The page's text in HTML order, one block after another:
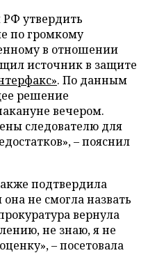
РФ утвердить
по громкому
в отношении
источник в защите
. По данным
решение
вечером.
следователю для
– пояснил
подтвердила
не смогла назвать
вернула
не знаю, я не
– посетовала